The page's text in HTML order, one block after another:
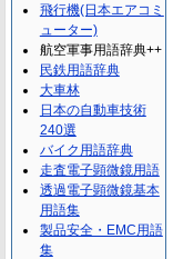
飛行機(日本エアコミ
ューター)
航空軍事用語辞典++
民鉄用語辞典
大車林
日本の自動車技術
240選
バイク用語辞典
走査電子顕微鏡用語
透過電子顕微鏡基本
用語集
製品安全・EMC用語
集